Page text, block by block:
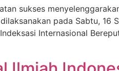
sukses
pada Sabtu, 16
Internasional